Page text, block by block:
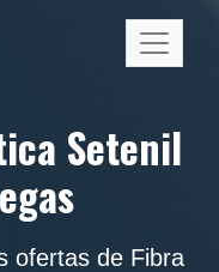
Setenil
ofertas de Fibra